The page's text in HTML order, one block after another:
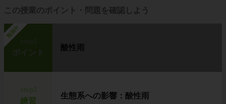
この授業のポイント・問題を確認しよう
勉強中
ポイント
酸性雨
練習
生態系への影響：酸性雨